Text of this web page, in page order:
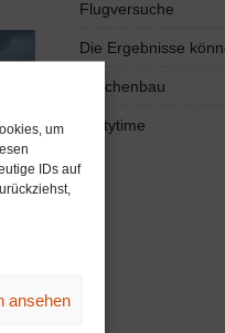
um
IDs auf
ansehen
Flugversuche
Die Ergebnisse
Drachenbau
Partytime